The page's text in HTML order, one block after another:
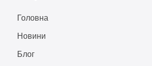
Головна
Новини
Блог